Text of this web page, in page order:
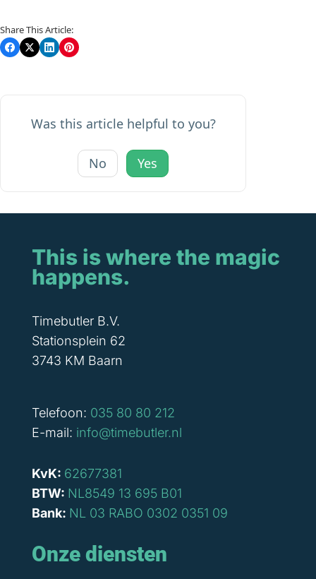
Share This Article:
Was this article helpful to you?
No Yes
This is where the magic
happens.
Timebutler B.V.
Stationsplein 62
3743 KM Baarn
Telefoon: 035 80 80 212
E-mail: info@timebutler.nl
KvK: 62677381
BTW: NL8549 13 695 B01
Bank: NL 03 RABO 0302 0351 09
Onze diensten